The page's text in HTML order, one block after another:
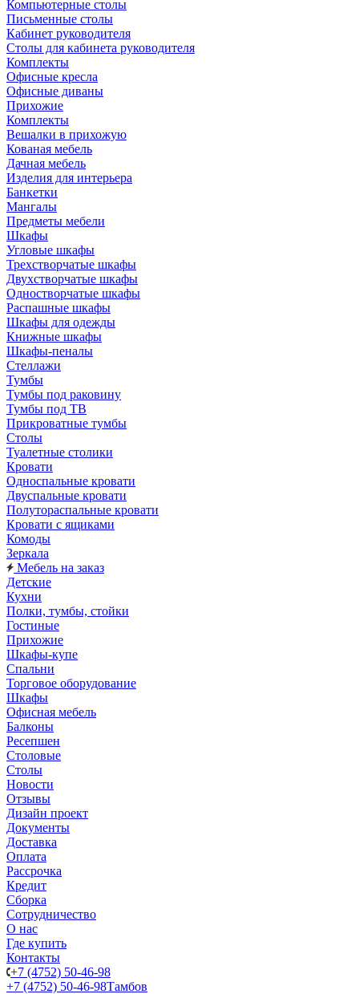
Компьютерные столы
Письменные столы
Кабинет руководителя
Столы для кабинета руководителя
Комплекты
Офисные кресла
Офисные диваны
Прихожие
Комплекты
Вешалки в прихожую
Кованая мебель
Дачная мебель
Изделия для интерьера
Банкетки
Мангалы
Предметы мебели
Шкафы
Угловые шкафы
Трехстворчатые шкафы
Двухстворчатые шкафы
Одностворчатые шкафы
Распашные шкафы
Шкафы для одежды
Книжные шкафы
Шкафы-пеналы
Стеллажи
Тумбы
Тумбы под раковину
Тумбы под ТВ
Прикроватные тумбы
Столы
Туалетные столики
Кровати
Односпальные кровати
Двуспальные кровати
Полутораспальные кровати
Кровати с ящиками
Комоды
Зеркала
Мебель на заказ
Детские
Кухни
Полки, тумбы, стойки
Гостиные
Прихожие
Шкафы-купе
Спальни
Торговое оборудование
Шкафы
Офисная мебель
Балконы
Ресепшен
Столовые
Столы
Новости
Отзывы
Дизайн проект
Документы
Доставка
Оплата
Рассрочка
Кредит
Сборка
Сотрудничество
О нас
Где купить
Контакты
+7 (4752) 50-46-98
+7 (4752) 50-46-98Тамбов